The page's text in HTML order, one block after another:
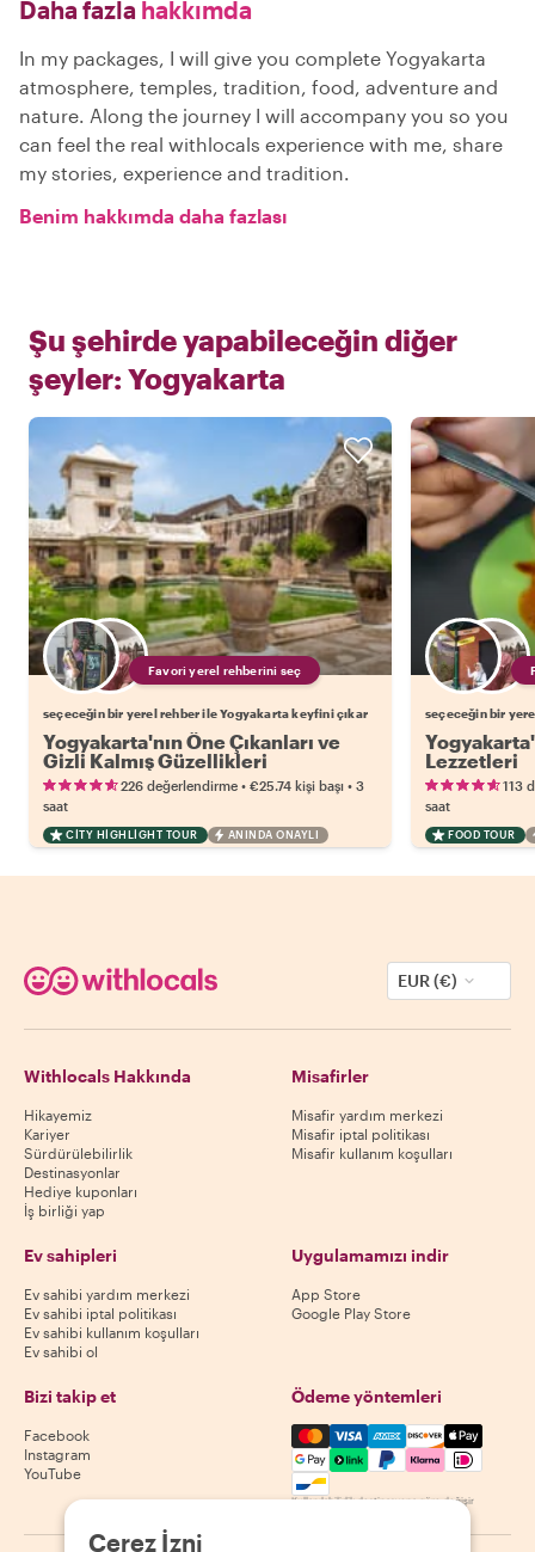
Daha fazla hakkımda
In my packages, I will give you complete Yogyakarta
atmosphere, temples, tradition, food, adventure and
nature. Along the journey I will accompany you so you
can feel the real withlocals experience with me, share
my stories, experience and tradition.
Benim hakkımda daha fazlası
Şu şehirde yapabileceğin diğer
şeyler: Yogyakarta
Favori yerel rehberini seç
seçeceğin bir yerel rehber ile Yogyakarta keyfini çıkar
Yogyakarta'nın Öne Çıkanları ve
Gizli Kalmış Güzellikleri
226 değerlendirme • €25.74 kişi başı • 3
saat
CITY HIGHLIGHT TOUR ANINDA ONAYLI
seçeceğin bir
Lezzetleri
113
saat
FOOD TOUR
EUR (€)
Withlocals Hakkında
Hikayemiz
Kariyer
Sürdürülebilirlik
Destinasyonlar
Hediye kuponları
İş birliği yap
Misafirler
Misafir yardım merkezi
Misafir iptal politikası
Misafir kullanım koşulları
Ev sahipleri
Ev sahibi yardım merkezi
Ev sahibi iptal politikası
Ev sahibi kullanım koşulları
Ev sahibi ol
Uygulamamızı indir
App Store
Google Play Store
Bizi takip et
Facebook
Instagram
YouTube
Ödeme yöntemleri
Mastercard, Visa, Amex,
Kullanılabilirlik destinasyona göre değişir
Çerez İzni